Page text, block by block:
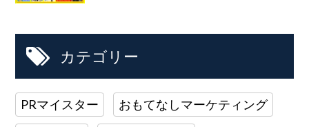
カテゴリー
PRマイスター おもてなしマーケティング